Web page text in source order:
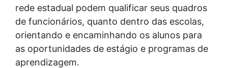
rede estadual podem qualificar seus quadros
de funcionários, quanto dentro das escolas,
orientando e encaminhando os alunos para
as oportunidades de estágio e programas de
aprendizagem.